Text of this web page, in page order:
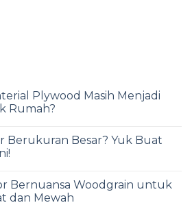
Plywood Masih Menjadi
Rumah?
Berukuran Besar? Yuk Buat
Bernuansa Woodgrain untuk
dan Mewah